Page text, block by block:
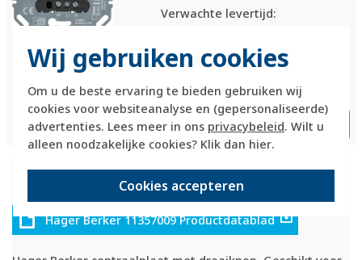
Wij gebruiken cookies
Om u de beste ervaring te bieden gebruiken wij
cookies voor websiteanalyse en (gepersonaliseerde)
advertenties. Lees meer in ons privacybeleid. Wilt u
alleen noodzakelijke cookies? Klik dan hier.
Cookies accepteren
Verwachte levertijd:
Huidige voorraad:
99 stuk(s)
70,95 +
- Bestel
Productomschrijving
Hager Berker 11357009 Productdatablad